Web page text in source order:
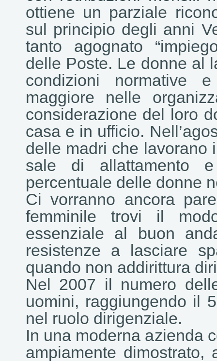
ottiene un parziale
sul principio degli anni
tanto agognato
delle Poste. Le donne al
condizioni normative
maggiore nelle
considerazione del loro
casa e in ufficio.
delle madri che lavorano
sale di allattamento
percentuale delle donne
Ci vorranno ancora
femminile trovi il
essenziale al buon
resistenze a lasciare
quando non addirittura
Nel 2007 il numero
uomini, raggiungendo il
nel ruolo dirigenziale.
In una moderna azienda
ampiamente